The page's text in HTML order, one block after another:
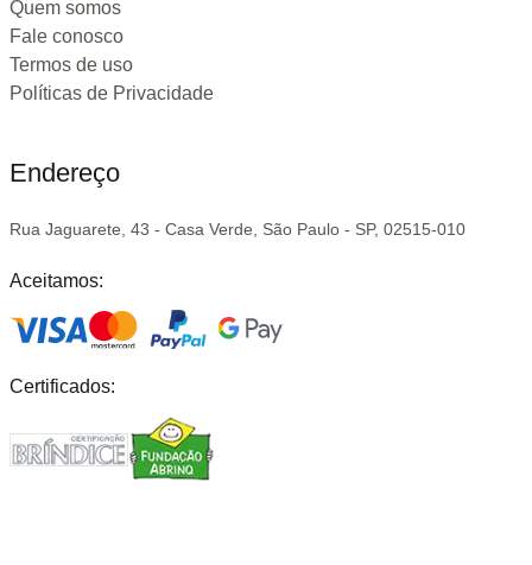
Quem somos
Fale conosco
Termos de uso
Políticas de Privacidade
Endereço
Rua Jaguarete, 43 - Casa Verde, São Paulo - SP, 02515-010
Aceitamos:
Certificados: